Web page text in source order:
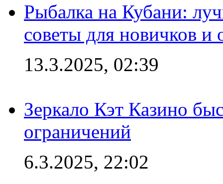
Рыбалка на Кубани:
советы для новичков
13.3.2025, 02:39
Зеркало Кэт Казино
ограничений
6.3.2025, 22:02